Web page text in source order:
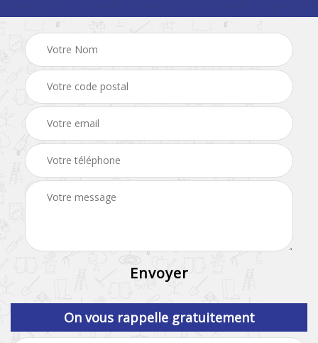
On vous rappelle gratuitement